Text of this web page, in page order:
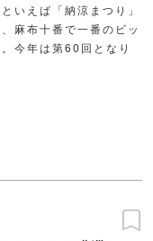
いえば「納涼まつり」
麻布十番で一番のビッ
今年は第60回となり